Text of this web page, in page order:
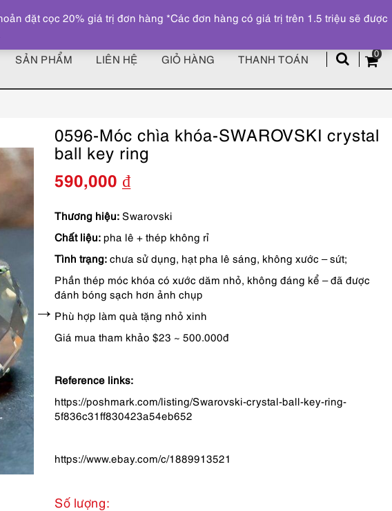
z
0
SẢN PHẨM LIÊN HỆ GIỎ HÀNG THANH TOÁN
0596-Móc chìa khóa-SWAROVSKI crystal
ball key ring
590,000 ₫
Thương hiệu: Swarovski
Chất liệu: pha lê + thép không rỉ
Tình trạng: chưa sử dụng, hạt pha lê sáng, không xước – sứt;
Phần thép móc khóa có xước dăm nhỏ, không đáng kể – đã được
đánh bóng sạch hơn ảnh chụp
Phù hợp làm quà tặng nhỏ xinh
Giá mua tham khảo $23 ~ 500.000đ
Reference links:
https://poshmark.com/listing/Swarovski-crystal-ball-key-ring-
5f836c31ff830423a54eb652
https://www.ebay.com/c/1889913521
Số lượng:
đặt cọc 20% giá trị đơn hàng *Các đơn hàng có giá trị trên 1.5 triệu sẽ được